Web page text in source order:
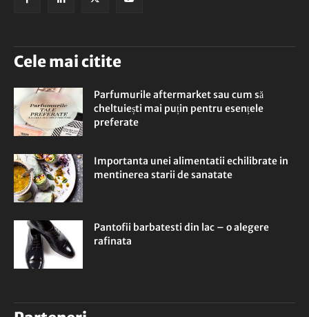
Cele mai citite
Parfumurile aftermarket sau cum să
cheltuiești mai puțin pentru esențele
preferate
Importanta unei alimentatii echilibrate in
mentinerea starii de sanatate
Pantofii barbatesti din lac – o alegere
rafinata